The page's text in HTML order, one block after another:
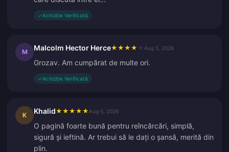
✓Achiziție Verificată
M Malcolm Hector Herce★ ★ ★ ★ Aug 5, 2026
Grozav. Am cumpărat de multe ori.
✓Achiziție Verificată
K Khalid★ ★ ★ ★ ★ Aug 5, 2026
O pagină foarte bună pentru reîncărcări, simplă,
sigură și ieftină. Ar trebui să le dați o șansă, merită din
plin.